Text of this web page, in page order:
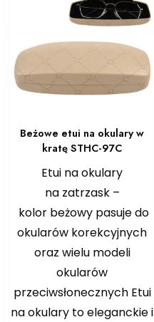
Beżowe etui na okulary w
kratę STHC-97C
Etui na okulary
na zatrzask –
kolor beżowy pasuje do
okularów korekcyjnych
oraz wielu modeli
okularów
przeciwsłonecznych Etui
na okulary to eleganckie i